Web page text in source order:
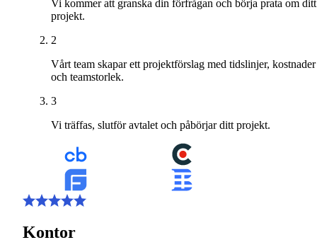
Vi kommer att granska din förfrågan och börja prata om ditt
projekt.
2
Vårt team skapar ett projektförslag med tidslinjer, kostnader
och teamstorlek.
3
Vi träffas, slutför avtalet och påbörjar ditt projekt.
Kontor